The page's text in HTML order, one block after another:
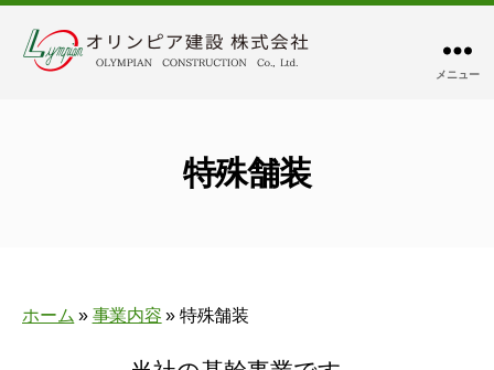
会
メニュー
特殊舗装
ホーム » 事業内容 » 特殊舗装